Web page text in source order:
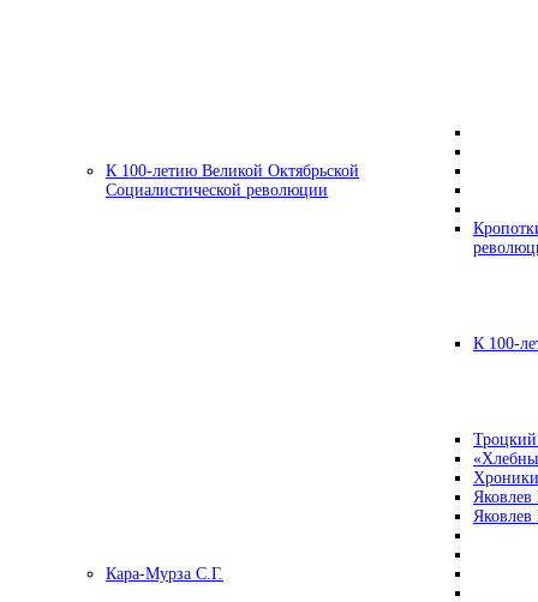
К 100-летию Великой Октябрьской
Социалистической революции
К 100-
Кара-Мурза С.Г.